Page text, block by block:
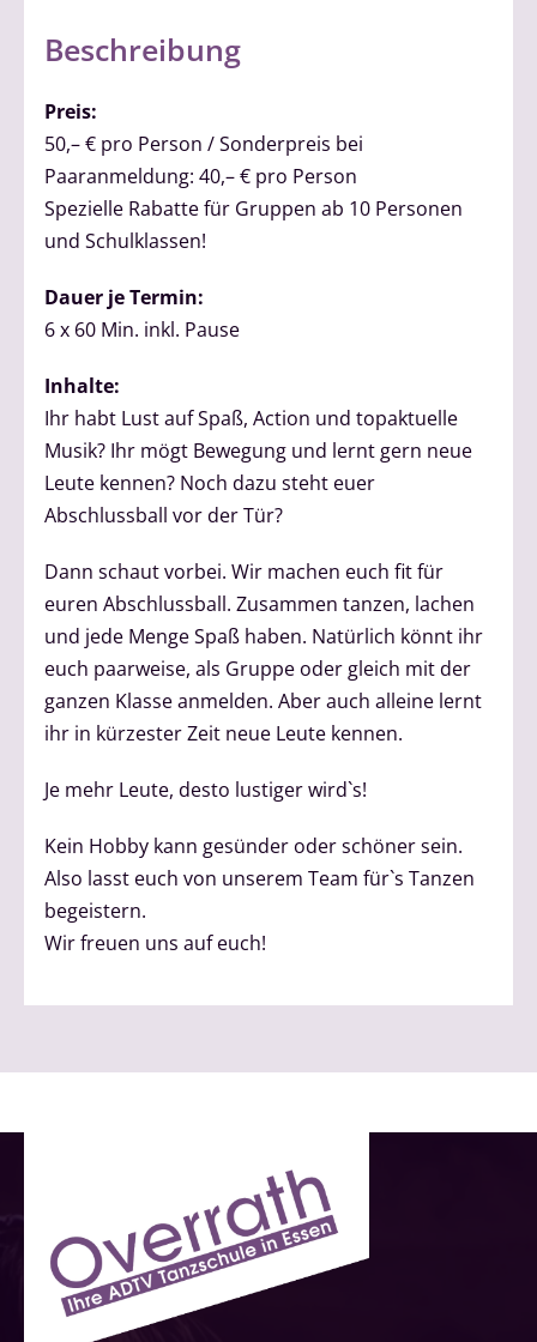
Beschreibung
Preis:
50,– € pro Person / Sonderpreis bei
Paaranmeldung: 40,– € pro Person
Spezielle Rabatte für Gruppen ab 10 Personen
und Schulklassen!
Dauer je Termin:
6 x 60 Min. inkl. Pause
Inhalte:
Ihr habt Lust auf Spaß, Action und topaktuelle
Musik? Ihr mögt Bewegung und lernt gern neue
Leute kennen? Noch dazu steht euer
Abschlussball vor der Tür?
Dann schaut vorbei. Wir machen euch fit für
euren Abschlussball. Zusammen tanzen, lachen
und jede Menge Spaß haben. Natürlich könnt ihr
euch paarweise, als Gruppe oder gleich mit der
ganzen Klasse anmelden. Aber auch alleine lernt
ihr in kürzester Zeit neue Leute kennen.
Je mehr Leute, desto lustiger wird`s!
Kein Hobby kann gesünder oder schöner sein.
Also lasst euch von unserem Team für`s Tanzen
begeistern.
Wir freuen uns auf euch!